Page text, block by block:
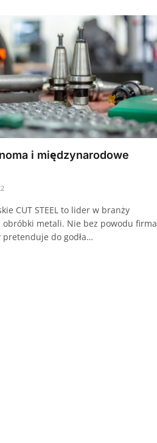
i międzynarodowe
CUT STEEL to lider w branży
obróbki metali. Nie bez powodu firma
pretenduje do godła…